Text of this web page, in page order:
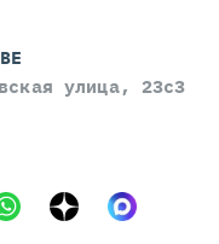
улица, 23с3